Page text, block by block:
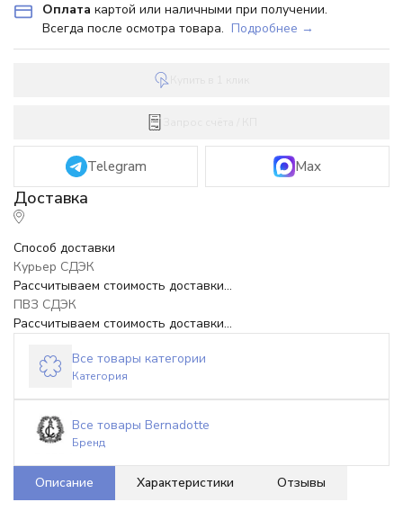
Оплата картой или наличными при получении.
Всегда после осмотра товара. Подробнее →
Telegram Max
Способ доставки
Курьер СДЭК
Рассчитываем стоимость доставки...
ПВЗ СДЭК
Рассчитываем стоимость доставки...
Все товары категории
Категория
Все товары Bernadotte
Бренд
Описание Характеристики Отзывы